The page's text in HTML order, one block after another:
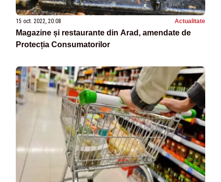
15 oct. 2022, 20:08 Actualitate
Magazine și restaurante din Arad, amendate de
Protecția Consumatorilor